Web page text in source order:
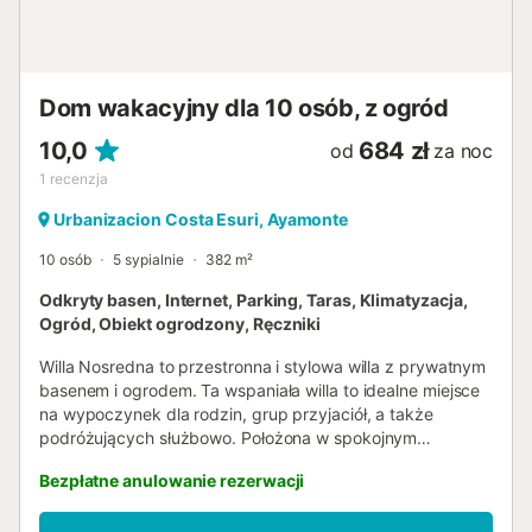
Dom wakacyjny dla 10 osób, z ogród
10,0
1 recenzja
od 684 zł za noc
Urbanizacion Costa Esuri, Ayamonte
10 osób 5 sypialnie 382 m²
Odkryty basen, Internet, Parking, Taras, Klimatyzacja,
Ogród, Obiekt ogrodzony, Ręczniki
Willa Nosredna to przestronna i stylowa willa z prywatnym
basenem i ogrodem. Ta wspaniała willa to idealne miejsce
na wypoczynek dla rodzin, grup przyjaciół, a także
podróżujących służbowo. Położona w spokojnym
w niewielkiej odległości od pola golfowego Isla Canela
Links, w Costa Esuri. Willa oferuje przestronne i dobrze
Bezpłatne anulowanie rezerwacji